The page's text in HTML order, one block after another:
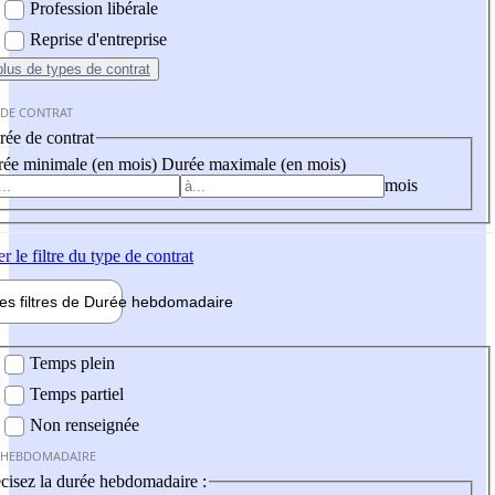
Profession libérale
Reprise d'entreprise
de types de contrat
CONTRAT
de contrat
minimale (en mois) Durée maximale (en mois)
mois
le filtre du type de contrat
filtres de Durée hebdomadaire
Temps plein
Temps partiel
Non renseignée
la durée hebdomadaire :